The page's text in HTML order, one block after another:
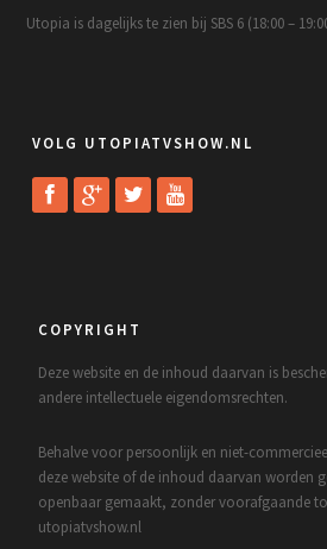
Utopia is dagelijks te zien bij SBS 6 (18:00 –
VOLG UTOPIATVSHOW.NL
COPYRIGHT
Deze website en de inhoud daarvan is
andere intellectuele eigendomsrechten.
Behalve voor persoonlijk en niet-
deze website of de inhoud daarvan worden
openbaar gemaakt, zonder voorafgaande
utopiatvshow.nl